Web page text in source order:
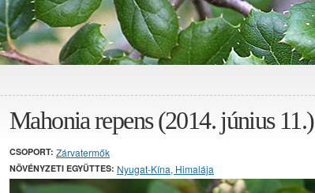
Mahonia repens (2014. június 11.)
CSOPORT: Zárvatermők
NÖVÉNYZETI EGYÜTTES: Nyugat-Kína, Himalája